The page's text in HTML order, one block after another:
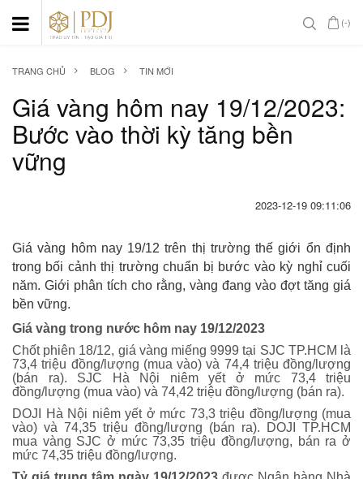
(-)
TRANG CHỦ BLOG TIN MỚI
Giá vàng hôm nay 19/12/2023:
Bước vào thời kỳ tăng bền
vững
2023-12-19 09:11:06
Giá vàng hôm nay 19/12 trên thị trường thế giới ổn định
trong bối cảnh thị trường chuẩn bị bước vào kỳ nghỉ cuối
năm. Giới phân tích cho rằng, vàng đang vào đợt tăng giá
bền vững.
Giá vàng trong nước hôm nay 19/12/2023
Chốt phiên 18/12, giá vàng miếng 9999 tại SJC TP.HCM là
73,4 triệu đồng/lượng (mua vào) và 74,4 triệu đồng/lượng
(bán ra). SJC Hà Nội niêm yết ở mức 73,4 triệu
đồng/lượng (mua vào) và 74,42 triệu đồng/lượng (bán ra).
DOJI Hà Nội niêm yết ở mức 73,3 triệu đồng/lượng (mua
vào) và 74,35 triệu đồng/lượng (bán ra). DOJI TP.HCM
mua vàng SJC ở mức 73,35 triệu đồng/lượng, bán ra ở
mức 74,35 triệu đồng/lượng.